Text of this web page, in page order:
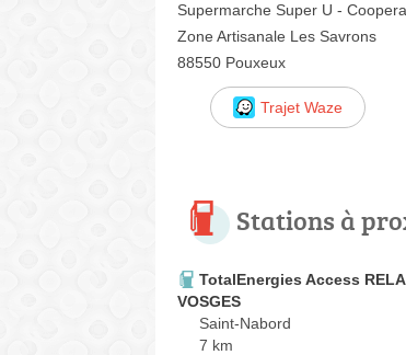
Supermarche Super U -
Zone Artisanale Les Savrons
88550 Pouxeux
Trajet Waze
Stations à
TotalEnergies Access
VOSGES
Saint-Nabord
7 km